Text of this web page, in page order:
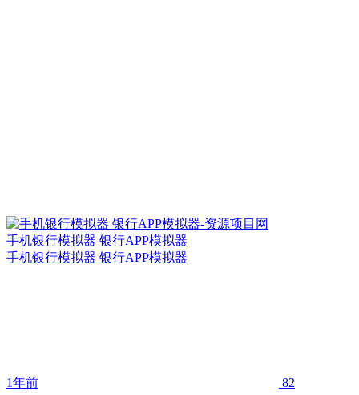
手机银行模拟器 银行APP模拟器
手机银行模拟器 银行APP模拟器
1年前 82